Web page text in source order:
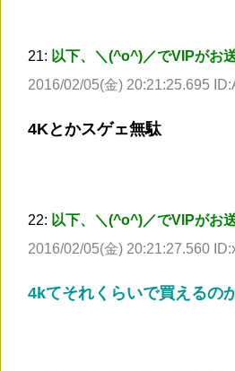
21: 以下、＼(^o^)／でVIPがお
2016/02/05(金) 20:21:25.695
4Kとかスゲェ無駄
22: 以下、＼(^o^)／でVIPがお
2016/02/05(金) 20:21:27.560
4kてそれくらいで買えるの